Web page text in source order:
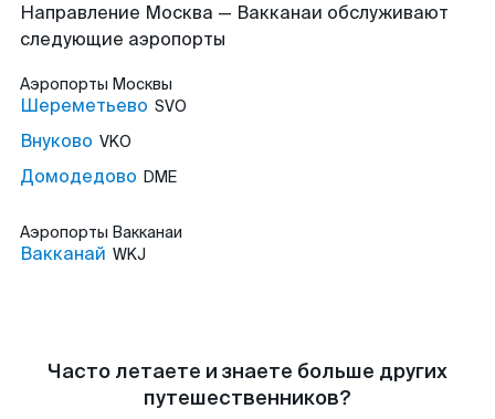
Направление Москва — Вакканаи обслуживают
следующие аэропорты
Аэропорты Москвы
Шереметьево SVO
Внуково VKO
Домодедово DME
Аэропорты Вакканаи
Вакканай WKJ
Часто летаете и знаете больше других
путешественников?